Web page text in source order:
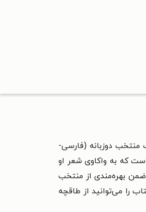
دوزبانه (فارسی-
که به واکاوی شعر او
ضمن بهره‌مندی از منتخب
را می‌توانید از طاقچه